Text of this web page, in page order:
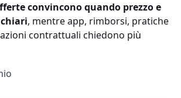
convincono quando prezzo e
, mentre app, rimborsi, pratiche
contrattuali chiedono più